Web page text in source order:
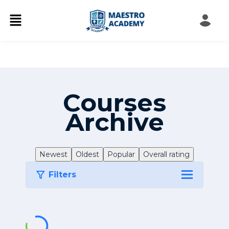
Courses
Archive
Newest Oldest Popular Overall rating
Filters